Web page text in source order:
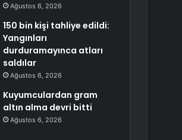
Ağustos 6, 2026
150 bin kişi tahliye edildi:
Yangınları
durduramayınca atları
saldılar
Ağustos 6, 2026
Kuyumculardan gram
altın alma devri bitti
Ağustos 6, 2026